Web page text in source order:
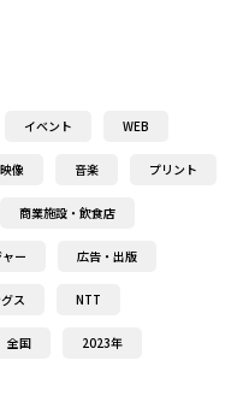
イベント WEB
映像 音楽 プリント
商業施設・飲食店
ー 広告・出版
ス NTT
全国 2023年